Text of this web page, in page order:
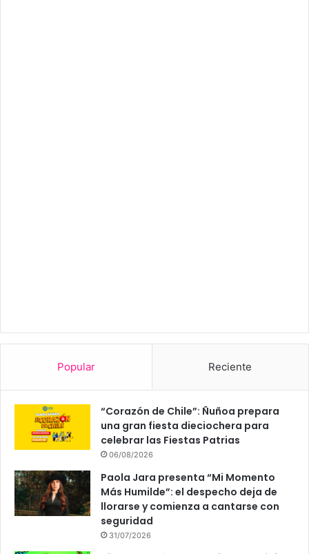
Popular Reciente
“Corazón de Chile”: Ñuñoa prepara
una gran fiesta dieciochera para
celebrar las Fiestas Patrias
06/08/2026
Paola Jara presenta “Mi Momento
Más Humilde”: el despecho deja de
llorarse y comienza a cantarse con
seguridad
31/07/2026